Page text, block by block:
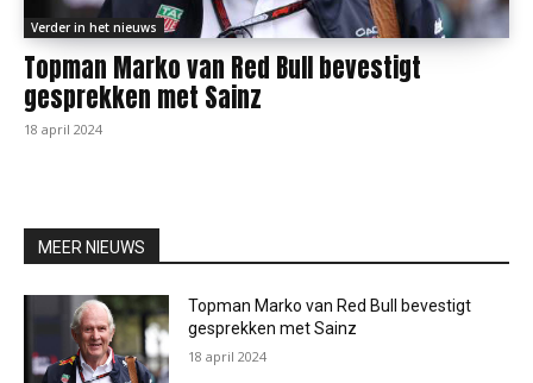
Verder in het nieuws
Topman Marko van Red Bull bevestigt
gesprekken met Sainz
18 april 2024
MEER NIEUWS
Topman Marko van Red Bull bevestigt
gesprekken met Sainz
18 april 2024